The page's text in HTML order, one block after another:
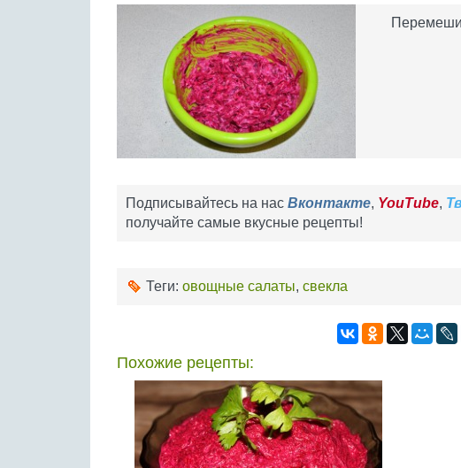
Подписывайтесь на нас Вконтакте, YouTube,
получайте самые вкусные рецепты!
Теги: овощные салаты, свекла
Похожие рецепты: